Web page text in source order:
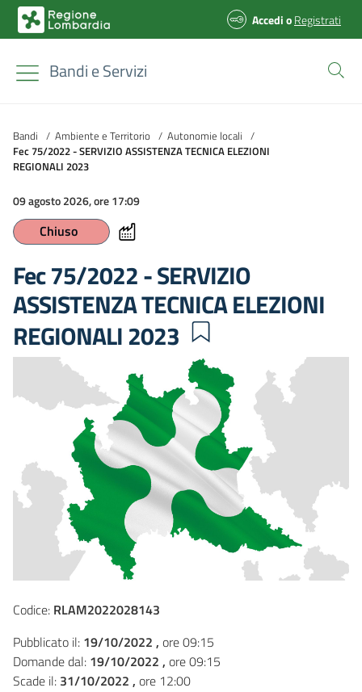
AccedioRegistrati
Bandi e Servizi
Bandi / Ambiente e Territorio / Autonomie locali /
Fec 75/2022 - SERVIZIO ASSISTENZA TECNICA ELEZIONI
REGIONALI 2023
09 agosto 2026, ore 17:09
Chiuso
Fec 75/2022 - SERVIZIO
ASSISTENZA TECNICA ELEZIONI
REGIONALI 2023
Codice: RLAM2022028143
Pubblicato il: 19/10/2022 , ore 09:15
Domande dal: 19/10/2022 , ore 09:15
Scade il: 31/10/2022 , ore 12:00